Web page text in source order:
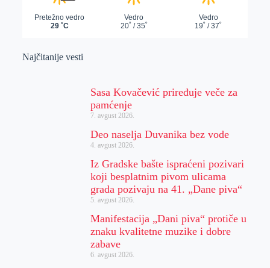
Najčitanije vesti
Sasa Kovačević priređuje veče za
pamćenje
7. avgust 2026.
Deo naselja Duvanika bez vode
4. avgust 2026.
Iz Gradske bašte ispraćeni pozivari
koji besplatnim pivom ulicama
grada pozivaju na 41. „Dane piva“
5. avgust 2026.
Manifestacija „Dani piva“ protiče u
znaku kvalitetne muzike i dobre
zabave
6. avgust 2026.